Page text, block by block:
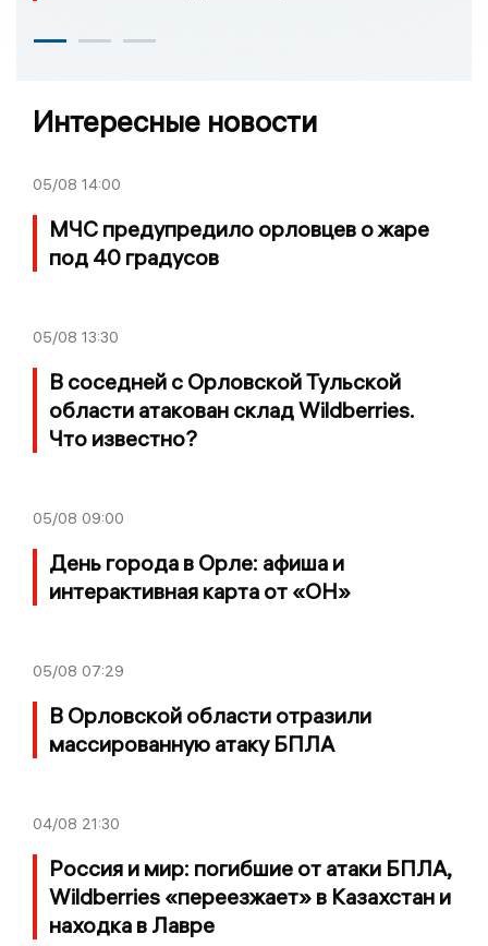
Интересные новости
05/08 14:00
МЧС предупредило орловцев о жаре
под 40 градусов
05/08 13:30
В соседней с Орловской Тульской
области атакован склад Wildberries.
Что известно?
05/08 09:00
День города в Орле: афиша и
интерактивная карта от «ОН»
05/08 07:29
В Орловской области отразили
массированную атаку БПЛА
04/08 21:30
Россия и мир: погибшие от атаки БПЛА,
Wildberries «переезжает» в Казахстан и
находка в Лавре